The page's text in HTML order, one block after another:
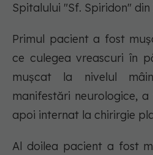
Spitalului "Sf. Spiridon" din
Primul pacient a fost
ce culegea vreascuri în
mușcat la nivelul
manifestări neurologice,
apoi internat la chirirgie
Al doilea pacient a fost